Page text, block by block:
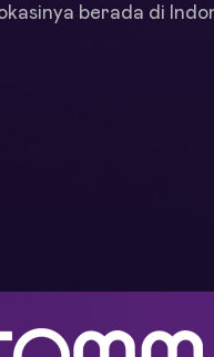
berada di